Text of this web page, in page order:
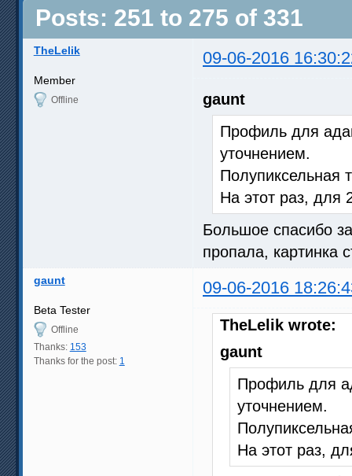
Posts: 251 to 275 of 331
TheLelik 09-06-2016
Member
Offline
gaunt
Профиль для
уточнением.
Полупиксельная
На этот раз, для
Большое спасибо
пропала, картинка
gaunt 09-06-2016
Beta Tester
Offline
Thanks: 153
Thanks for the post: 1
TheLelik wrote:
gaunt
Профиль для
уточнением.
На этот раз,